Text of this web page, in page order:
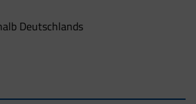
Deutschlands